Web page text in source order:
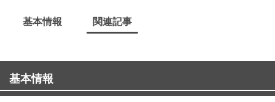
基本情報 関連記事
基本情報